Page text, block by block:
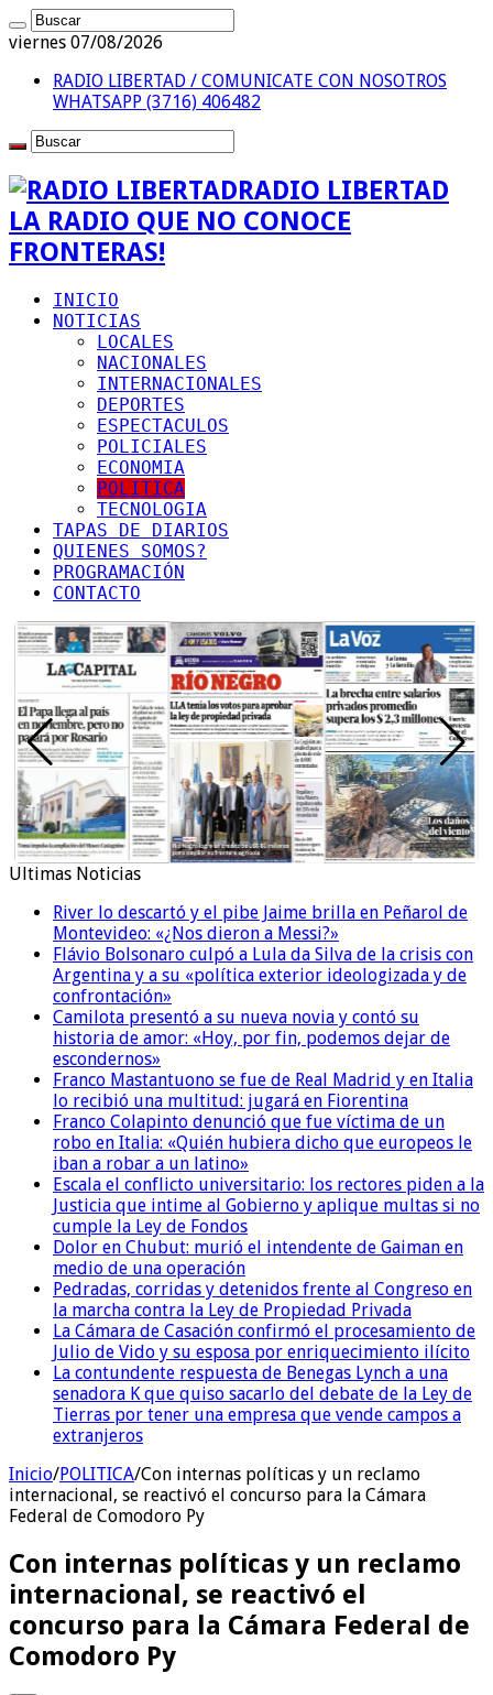
viernes 07/08/2026
RADIO LIBERTAD / COMUNICATE CON NOSOTROS
WHATSAPP (3716) 406482
RADIO LIBERTAD
LA RADIO QUE NO CONOCE
FRONTERAS!
INICIO
NOTICIAS
LOCALES
NACIONALES
INTERNACIONALES
DEPORTES
ESPECTACULOS
POLICIALES
ECONOMIA
POLITICA
TECNOLOGIA
TAPAS DE DIARIOS
QUIENES SOMOS?
PROGRAMACIÓN
CONTACTO
Ultimas Noticias
River lo descartó y el pibe Jaime brilla en Peñarol de
Montevideo: «¿Nos dieron a Messi?»
Flávio Bolsonaro culpó a Lula da Silva de la crisis con
Argentina y a su «política exterior ideologizada y de
confrontación»
Camilota presentó a su nueva novia y contó su
historia de amor: «Hoy, por fin, podemos dejar de
escondernos»
Franco Mastantuono se fue de Real Madrid y en Italia
lo recibió una multitud: jugará en Fiorentina
Franco Colapinto denunció que fue víctima de un
robo en Italia: «Quién hubiera dicho que europeos le
iban a robar a un latino»
Escala el conflicto universitario: los rectores piden a la
Justicia que intime al Gobierno y aplique multas si no
cumple la Ley de Fondos
Dolor en Chubut: murió el intendente de Gaiman en
medio de una operación
Pedradas, corridas y detenidos frente al Congreso en
la marcha contra la Ley de Propiedad Privada
La Cámara de Casación confirmó el procesamiento de
Julio de Vido y su esposa por enriquecimiento ilícito
La contundente respuesta de Benegas Lynch a una
senadora K que quiso sacarlo del debate de la Ley de
Tierras por tener una empresa que vende campos a
extranjeros
Inicio/POLITICA/Con internas políticas y un reclamo
internacional, se reactivó el concurso para la Cámara
Federal de Comodoro Py
Con internas políticas y un reclamo
internacional, se reactivó el
concurso para la Cámara Federal de
Comodoro Py